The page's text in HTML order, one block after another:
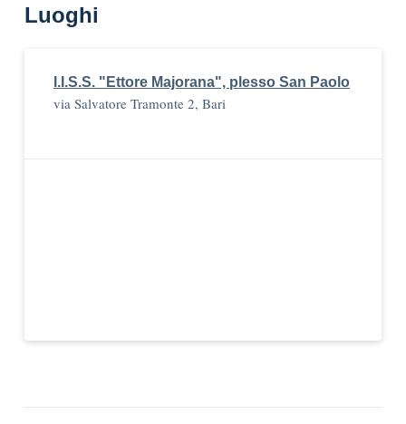
Luoghi
I.I.S.S. "Ettore Majorana", plesso San Paolo
via Salvatore Tramonte 2, Bari